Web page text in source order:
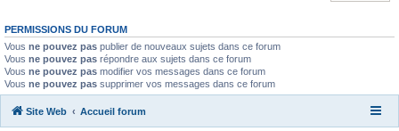
PERMISSIONS DU FORUM
Vous ne pouvez pas publier de nouveaux sujets dans ce forum
Vous ne pouvez pas répondre aux sujets dans ce forum
Vous ne pouvez pas modifier vos messages dans ce forum
Vous ne pouvez pas supprimer vos messages dans ce forum
Site Web Accueil forum